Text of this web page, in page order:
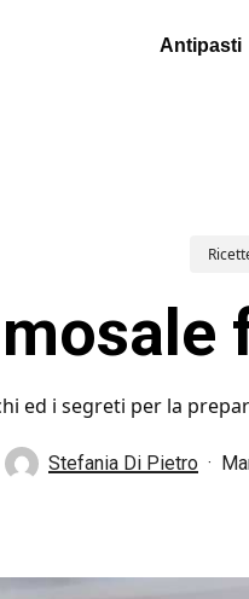
Antipasti
ed i segreti per la
Stefania Di Pietro